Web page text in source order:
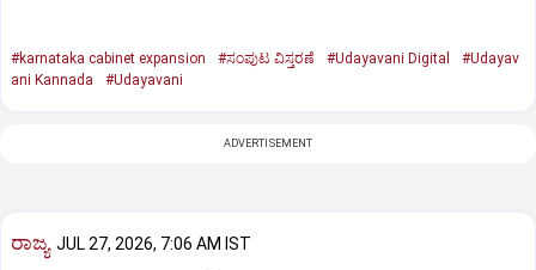
#karnataka cabinet expansion #ಸಂಪುಟ ವಿಸ್ತರಣೆ #Udayavani Digital
#Udayav
ani Kannada
#Udayavani
ADVERTISEMENT
ರಾಜ್ಯ JUL 27, 2026, 7:06 AM IST